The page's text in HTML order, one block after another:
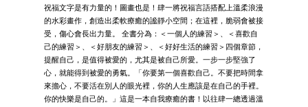
祝福文字是有力量的！圖畫也是！肆一將祝福言語搭配上溫柔浪漫
的水彩畫作，創造出柔軟療癒的謐靜小空間；在這裡，脆弱會被接
受，傷心會長出力量。 全書分為：＜一個人的練習＞、＜喜歡自
己的練習＞、＜好朋友的練習＞、＜好好生活的練習＞四個章節，
提醒自己，是值得被愛的，尤其是被自己所愛。一步一步堅強了
心，就能得到被愛的勇氣。「你要第一個喜歡自己。不要把時間拿
來擔心，不要活在別人的眼光裡，你的人生應該是在自己的手裡。
你的快樂是自己的。」這是一本自我療癒的書！以往肆一總透過溫